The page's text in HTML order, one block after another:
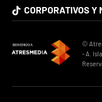
CORPORATIVOS Y
©
- A.